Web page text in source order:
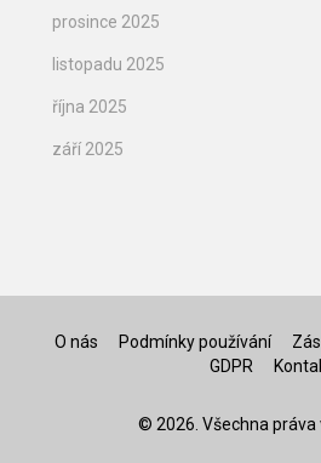
prosince 2025
listopadu 2025
října 2025
září 2025
O nás Podmínky používání
GDPR
© 2026. Všechna práva